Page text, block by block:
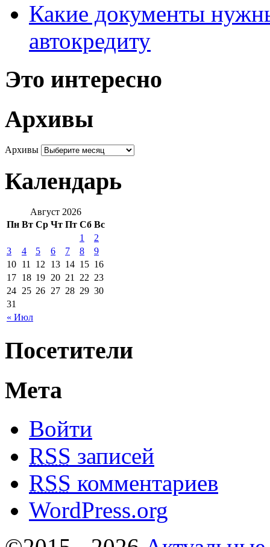
Какие документы
автокредиту
Это интересно
Архивы
Архивы
Календарь
Август 2026
Пн Вт Ср Чт Пт Сб Вс
« Июл
1
2
3
4 5 6 7 8
9
10 11 12 13 14 15 16
17 18 19 20 21 22 23
24 25 26 27 28 29 30
31
Посетители
Мета
Войти
RSS записей
RSS комментариев
WordPress.org